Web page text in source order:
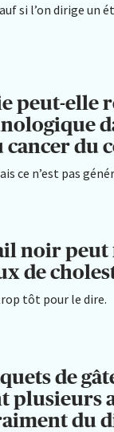
si l’on dirige un
peut-elle
cancer du
ce n’est pas
noir
de
tôt pour le dire.
de
plusieurs
du